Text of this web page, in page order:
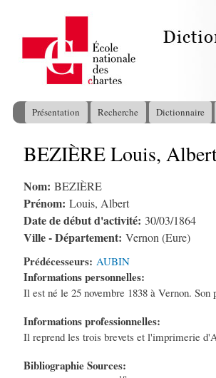
Menu principal
Présentation Recherche Dictionnaire
Vous êtes ici
BEZIÈRE Louis,
Nom: BEZIÈRE
Prénom: Louis, Albert
Date de début d'activité: 30/03/1864
Ville - Département: Vernon (Eure)
Prédécesseurs: AUBIN
Informations personnelles:
Il est né le 25 novembre 1838 à Vernon.
Informations professionnelles:
Il reprend les trois brevets et l'imprimerie
Bibliographie Sources: